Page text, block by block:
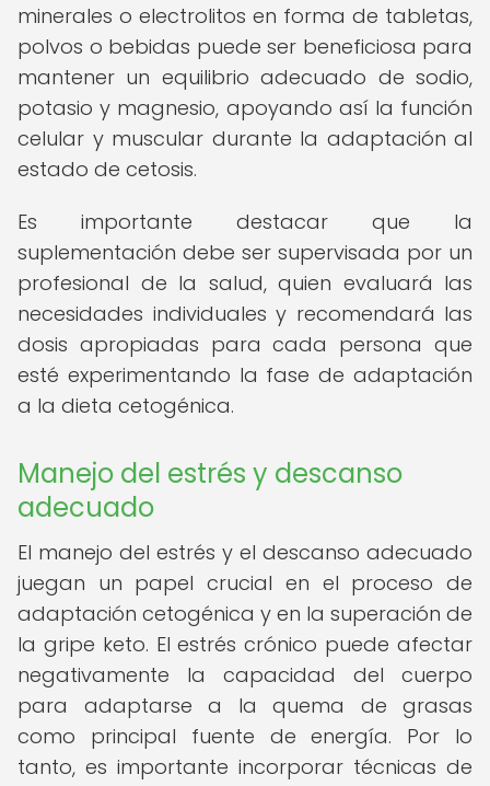
minerales o electrolitos en forma de tabletas,
polvos o bebidas puede ser beneficiosa para
mantener un equilibrio adecuado de sodio,
potasio y magnesio, apoyando así la función
celular y muscular durante la adaptación al
estado de cetosis.
Es importante destacar que la
suplementación debe ser supervisada por un
profesional de la salud, quien evaluará las
necesidades individuales y recomendará las
dosis apropiadas para cada persona que
esté experimentando la fase de adaptación
a la dieta cetogénica.
Manejo del estrés y descanso
adecuado
El manejo del estrés y el descanso adecuado
juegan un papel crucial en el proceso de
adaptación cetogénica y en la superación de
la gripe keto. El estrés crónico puede afectar
negativamente la capacidad del cuerpo
para adaptarse a la quema de grasas
como principal fuente de energía. Por lo
tanto, es importante incorporar técnicas de